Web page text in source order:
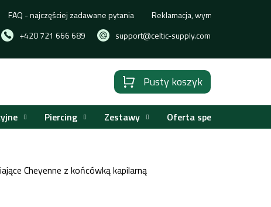
+420 721 666 689 support@celtic-supply.com
FAQ - najczęściej zadawane pytania Reklamacja, wymiana lub zwrot
KoszykPusty koszyk
Piercing Zestawy Oferta specjalna
Cheyenne z końcówką kapilarną